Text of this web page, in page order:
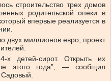
строительство трех домов
родительской опеки в
впервые реализуется в
двух миллионов евро, проект
детей-сирот. Открыть их
этого года”, — сообщил
Садовый.